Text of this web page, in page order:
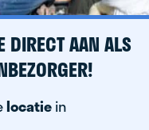
DIRECT AAN ALS
locatiein